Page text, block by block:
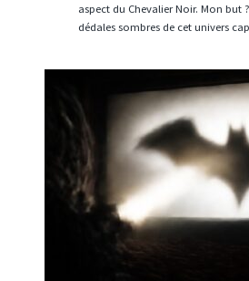
aspect du Chevalier Noir. Mon but
dédales sombres de cet univers